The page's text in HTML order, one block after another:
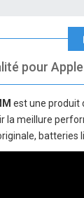
pour
est une produit
la meillure
batteries